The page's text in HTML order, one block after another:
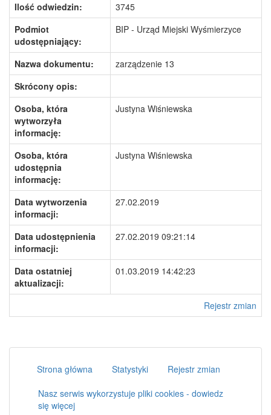
Ilość odwiedzin:
3745
Podmiot
udostępniający:
BIP - Urząd Miejski Wyśmierzyce
Nazwa dokumentu:
zarządzenie 13
Skrócony opis:
Osoba, która
wytworzyła
informację:
Justyna Wiśniewska
Osoba, która
udostępnia
informację:
Justyna Wiśniewska
Data wytworzenia
informacji:
27.02.2019
Data udostępnienia
informacji:
27.02.2019 09:21:14
Data ostatniej
aktualizacji:
01.03.2019 14:42:23
Rejestr zmian
Strona główna Statystyki
Rejestr zmian
Nasz serwis wykorzystuje pliki cookies - dowiedz
się więcej